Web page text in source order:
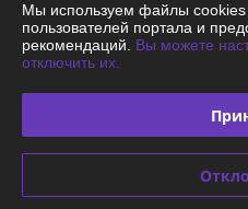
Мы используем файлы cookies
пользователей портала и
рекомендаций. Вы можете
отключить их.